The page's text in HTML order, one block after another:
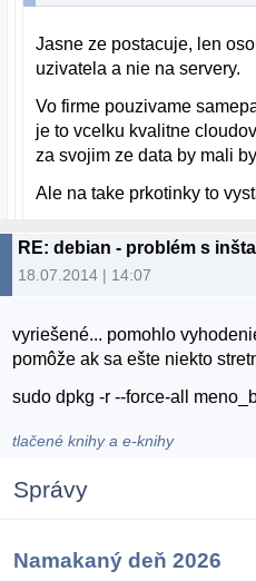
Jasne ze postacuje, len
uzivatela a nie na servery.
Vo firme pouzivame
je to vcelku kvalitne
za svojim ze data by mali
Ale na take prkotinky to
18.07.2014 | 14:07
vyriešené... pomohlo
pomôže ak sa ešte niekto
sudo dpkg -r --force-all
tlačené knihy a e-knihy
Správy
Namakaný deň 2026